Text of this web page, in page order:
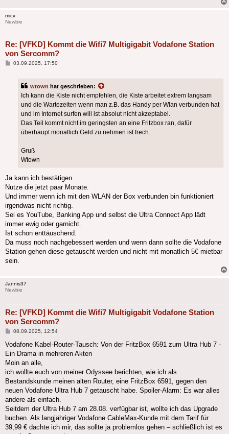
micv
Newbie
Re: [VFKD] Kommt die Wifi7 Multigigabit Vodafone Station
von Sercomm?
Beitrag
03.09.2025, 17:50
wtown hat geschrieben:
Ich kann die Kiste nicht empfehlen, die Kiste arbeitet extrem langsam
und die Wartezeiten wenn man z.B. das Handy per Wlan verbunden hat
und im Internet surfen will ist absolut nicht akzeptabel.
Das Teil kommt nicht im geringsten an eine Fritzbox ran, dafür
überhaupt monatlich Geld zu nehmen ist frech.
Gruß
Wtown
Ja kann ich bestätigen.
Nutze die jetzt paar Monate.
Und immer wenn ich mit den WLAN der Box verbunden bin funktioniert
irgendwas nicht richtig.
Sei es YouTube, Banking App und selbst die Ultra Connect App lädt
immer ewig oder garnicht.
Ist schon enttäuschend.
Da muss noch nachgebessert werden und wenn dann sollte die Vodafone
Station gehen diese getauscht werden und nicht mit monatlich 5€ mietbar
sein.
Jannis37
Newbie
Re: [VFKD] Kommt die Wifi7 Multigigabit Vodafone Station
von Sercomm?
Beitrag
08.09.2025, 12:54
Vodafone Kabel-Router-Tausch: Von der FritzBox 6591 zum Ultra Hub 7 -
Ein Drama in mehreren Akten
​Moin an alle,
​ich wollte euch von meiner Odyssee berichten, wie ich als
Bestandskunde meinen alten Router, eine FritzBox 6591, gegen den
neuen Vodafone Ultra Hub 7 getauscht habe. Spoiler-Alarm: Es war alles
andere als einfach.
​Seitdem der Ultra Hub 7 am 28.08. verfügbar ist, wollte ich das Upgrade
buchen. Als langjähriger Vodafone CableMax-Kunde mit dem Tarif für
39,99 € dachte ich mir, das sollte ja problemlos gehen – schließlich ist es